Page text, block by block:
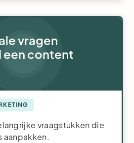
vragen
content
vraagstukken die
aanpakken.